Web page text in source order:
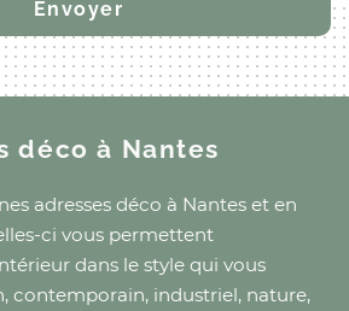
décoà Nantes
adresses déco à Nantes et en
ci vous permettent
dans le style qui vous
contemporain, industriel, nature,